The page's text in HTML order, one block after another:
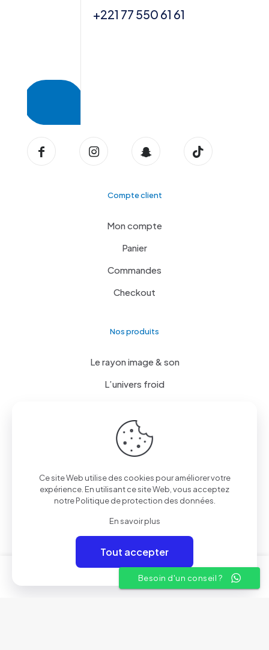
+221 77 550 61 61
Compte client
Mon compte
Panier
Commandes
Checkout
Nos produits
Le rayon image & son
L’univers froid
Lave linge / Sèche linge
Mobiles et Tablettes
Petit électroménager
Conditions Générales de Vente
Nos showrooms
Ce site Web utilise des cookies pour améliorer votre
expérience. En utilisant ce site Web, vous acceptez
notrePolitique de protection des données
En savoir plus
Tout accepter
Besoin d'un conseil ?